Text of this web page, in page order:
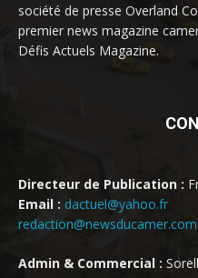
société de presse Overland
premier news magazine
Défis Actuels Magazine.
Directeur de Publication :
Email : dactuel@yahoo.fr
redaction@newsducamer.com
Admin & Commercial :